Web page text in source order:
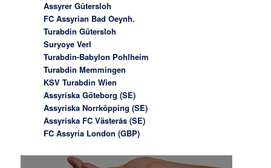
Assyrer Gütersloh
FC Assyrian Bad Oeynh.
Turabdin Gütersloh
Suryoye Verl
Turabdin-Babylon Pohlheim
Turabdin Memmingen
KSV Turabdin Wien
Assyriska Göteborg (SE)
Assyriska Norrköpping (SE)
Assyriska FC Västerås (SE)
FC Assyria London (GBP)